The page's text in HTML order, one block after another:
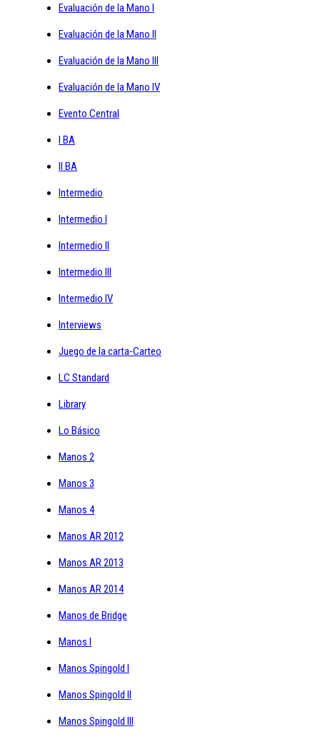
Evaluación de la Mano I
Evaluación de la Mano II
Evaluación de la Mano III
Evaluación de la Mano IV
Evento Central
I BA
II BA
Intermedio
Intermedio I
Intermedio II
Intermedio III
Intermedio IV
Interviews
Juego de la carta-Carteo
LC Standard
Library
Lo Básico
Manos 2
Manos 3
Manos 4
Manos AR 2012
Manos AR 2013
Manos AR 2014
Manos de Bridge
Manos I
Manos Spingold I
Manos Spingold II
Manos Spingold III